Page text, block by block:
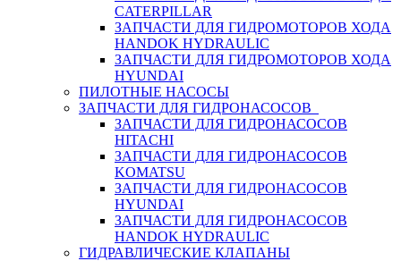
CATERPILLAR
ЗАПЧАСТИ ДЛЯ ГИДРОМОТОРОВ ХОДА
HANDOK HYDRAULIC
ЗАПЧАСТИ ДЛЯ ГИДРОМОТОРОВ ХОДА
HYUNDAI
ПИЛОТНЫЕ НАСОСЫ
ЗАПЧАСТИ ДЛЯ ГИДРОНАСОСОВ
ЗАПЧАСТИ ДЛЯ ГИДРОНАСОСОВ
HITACHI
ЗАПЧАСТИ ДЛЯ ГИДРОНАСОСОВ
KOMATSU
ЗАПЧАСТИ ДЛЯ ГИДРОНАСОСОВ
HYUNDAI
ЗАПЧАСТИ ДЛЯ ГИДРОНАСОСОВ
HANDOK HYDRAULIC
ГИДРАВЛИЧЕСКИЕ КЛАПАНЫ